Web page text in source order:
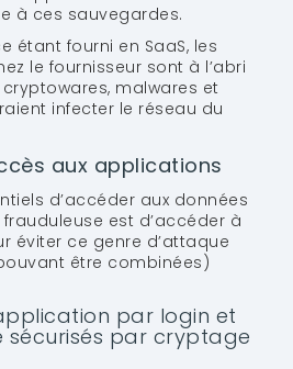
à ces sauvegardes.
étant fourni en SaaS, les
le fournisseur sont à l’abri
malwares et
infecter le réseau du
aux applications
d’accéder aux données
est d’accéder à
éviter ce genre d’attaque
être combinées)
par login et
sécurisés par cryptage